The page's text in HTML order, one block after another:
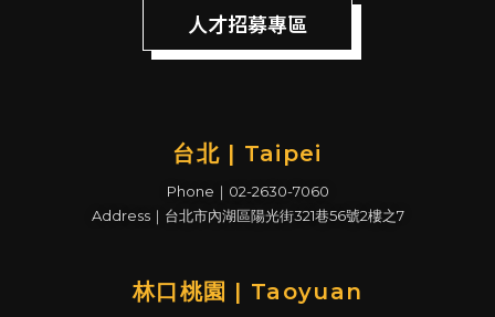
人才招募專區
台北 | Taipei
Phone｜02-2630-7060
Address｜台北市內湖區陽光街321巷56號2樓之7
林口桃園 | Taoyuan